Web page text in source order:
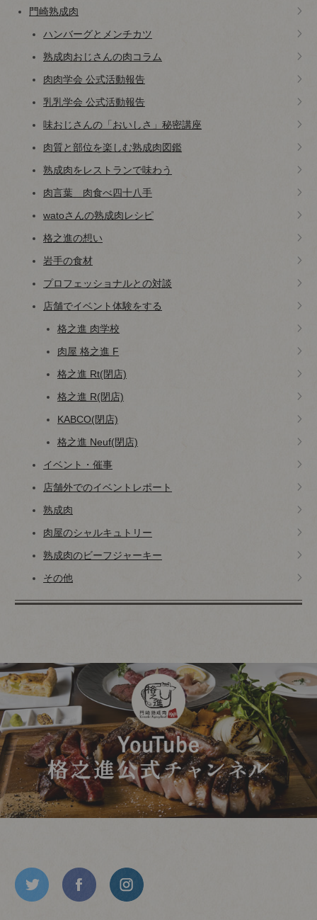
門崎熟成肉
ハンバーグとメンチカツ
熟成肉おじさんの肉コラム
肉肉学会 公式活動報告
乳乳学会 公式活動報告
味おじさんの「おいしさ」秘密講座
肉質と部位を楽しむ熟成肉図鑑
熟成肉をレストランで味わう
肉言葉 肉食べ四十八手
watoさんの熟成肉レシピ
格之進の想い
岩手の食材
プロフェッショナルとの対談
店舗でイベント体験をする
格之進 肉学校
肉屋 格之進 F
格之進 Rt(閉店)
格之進 R(閉店)
KABCO(閉店)
格之進 Neuf(閉店)
イベント・催事
店舗外でのイベントレポート
熟成肉
肉屋のシャルキュトリー
熟成肉のビーフジャーキー
その他